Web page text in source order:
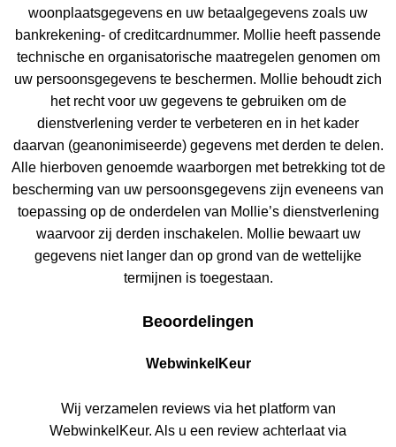
woonplaatsgegevens en uw betaalgegevens zoals uw
bankrekening- of creditcardnummer. Mollie heeft passende
technische en organisatorische maatregelen genomen om
uw persoonsgegevens te beschermen. Mollie behoudt zich
het recht voor uw gegevens te gebruiken om de
dienstverlening verder te verbeteren en in het kader
daarvan (geanonimiseerde) gegevens met derden te delen.
Alle hierboven genoemde waarborgen met betrekking tot de
bescherming van uw persoonsgegevens zijn eveneens van
toepassing op de onderdelen van Mollie’s dienstverlening
waarvoor zij derden inschakelen. Mollie bewaart uw
gegevens niet langer dan op grond van de wettelijke
termijnen is toegestaan.
Beoordelingen
WebwinkelKeur
Wij verzamelen reviews via het platform van
WebwinkelKeur. Als u een review achterlaat via